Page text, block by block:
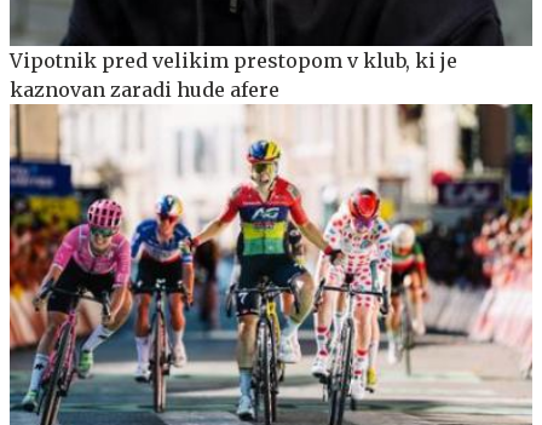
Vipotnik pred velikim prestopom v klub, ki je
kaznovan zaradi hude afere